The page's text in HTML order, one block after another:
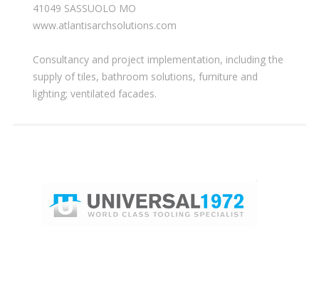
41049 SASSUOLO MO
www.atlantisarchsolutions.com
Consultancy and project implementation, including the
supply of tiles, bathroom solutions, furniture and
lighting; ventilated facades.